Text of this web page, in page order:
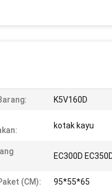
K5V160D
kotak kayu
EC300D
(CM): 95*55*65